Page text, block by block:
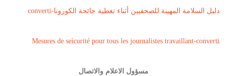
دليل السلامة المهينة للصحفيين أثناء تغطية جائحة الكورونا-converti
Mesures de seìcurité pour tous les journalistes travaillant-converti
مسؤول الاعلام والاتصال